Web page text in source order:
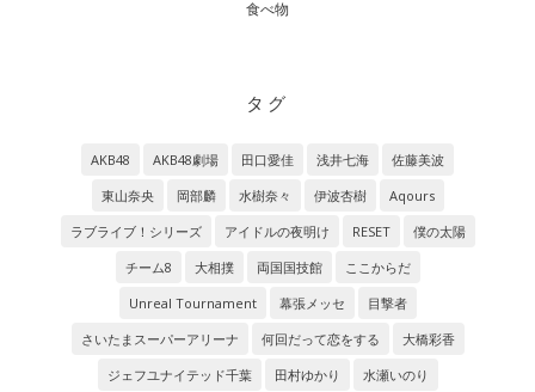
食べ物
タグ
AKB48 AKB48劇場 田口愛佳 浅井七海
佐藤美波
東山奈央
岡部麟 水樹奈々 伊波杏樹
Aqours
ラブライブ！シリーズ
アイドルの夜明け RESET
僕の太陽
チーム8
大相撲 両国国技館
ここからだ
Unreal Tournament
幕張メッセ
目撃者
さいたまスーパーアリーナ
何回だって恋をする
大橋彩香
ジェフユナイテッド千葉
田村ゆかり
水瀬いのり